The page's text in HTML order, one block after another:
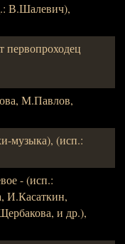
В.Шалевич),
первопроходец
М.Павлов,
музыка), (исп.:
- (исп.:
И.Касаткин,
и др.),